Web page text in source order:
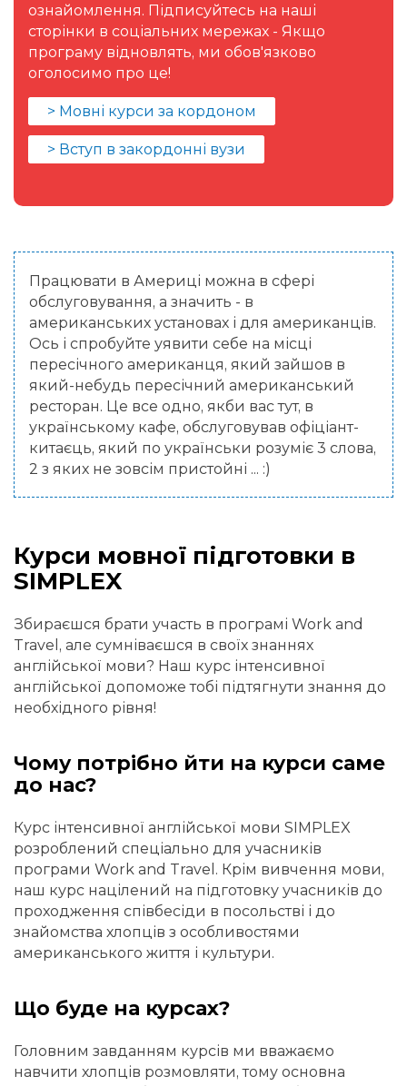
ознайомлення. Підписуйтесь на наші
сторінки в соціальних мережах - Якщо
програму відновлять, ми обов'язково
оголосимо про це!
> Мовні курси за кордоном
> Вступ в закордонні вузи
Працювати в Америці можна в сфері
обслуговування, а значить - в
американських установах і для американців.
Ось і спробуйте уявити себе на місці
пересічного американця, який зайшов в
який-небудь пересічний американський
ресторан. Це все одно, якби вас тут, в
українському кафе, обслуговував офіціант-
китаєць, який по українськи розуміє 3 слова,
2 з яких не зовсім пристойні ... :)
Курси мовної підготовки в
SIMPLEX
Збираєшся брати участь в програмі Work and
Travel, але сумніваєшся в своїх знаннях
англійської мови? Наш курс інтенсивної
англійської допоможе тобі підтягнути знання до
необхідного рівня!
Чому потрібно йти на курси саме
до нас?
Курс інтенсивної англійської мови SIMPLEX
розроблений спеціально для учасників
програми Work and Travel. Крім вивчення мови,
наш курс націлений на підготовку учасників до
проходження співбесіди в посольстві і до
знайомства хлопців з особливостями
американського життя і культури.
Що буде на курсах?
Головним завданням курсів ми вважаємо
навчити хлопців розмовляти, тому основна